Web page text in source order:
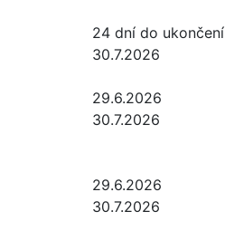
24 dní do ukončení
30.7.2026
29.6.2026
30.7.2026
29.6.2026
30.7.2026